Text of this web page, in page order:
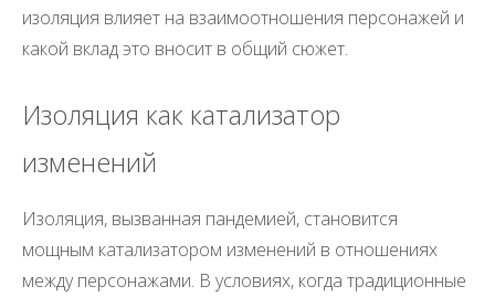
изоляция влияет на взаимоотношения персонажей и
какой вклад это вносит в общий сюжет.
Изоляция как катализатор
изменений
Изоляция, вызванная пандемией, становится
мощным катализатором изменений в отношениях
между персонажами. В условиях, когда традиционные